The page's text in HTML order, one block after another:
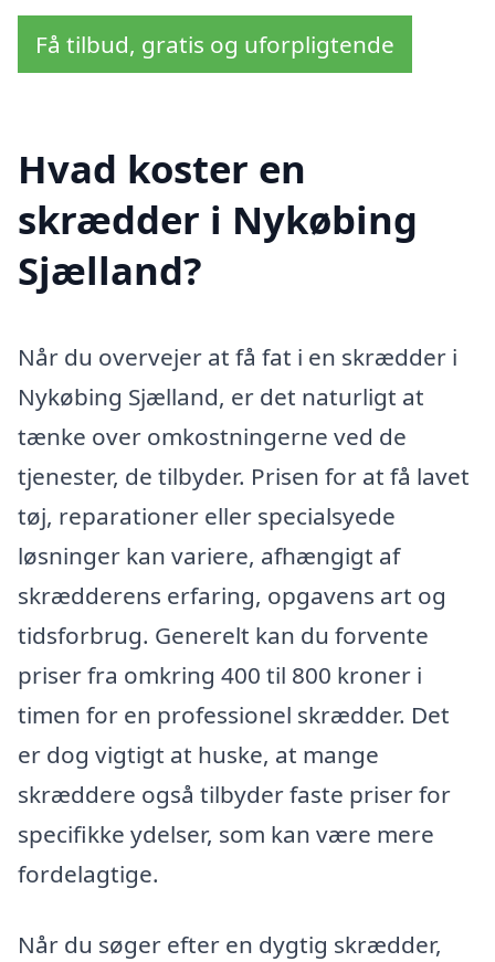
Få tilbud, gratis og uforpligtende
Hvad koster en
skrædder i Nykøbing
Sjælland?
Når du overvejer at få fat i en skrædder i
Nykøbing Sjælland, er det naturligt at
tænke over omkostningerne ved de
tjenester, de tilbyder. Prisen for at få lavet
tøj, reparationer eller specialsyede
løsninger kan variere, afhængigt af
skrædderens erfaring, opgavens art og
tidsforbrug. Generelt kan du forvente
priser fra omkring 400 til 800 kroner i
timen for en professionel skrædder. Det
er dog vigtigt at huske, at mange
skræddere også tilbyder faste priser for
specifikke ydelser, som kan være mere
fordelagtige.
Når du søger efter en dygtig skrædder,